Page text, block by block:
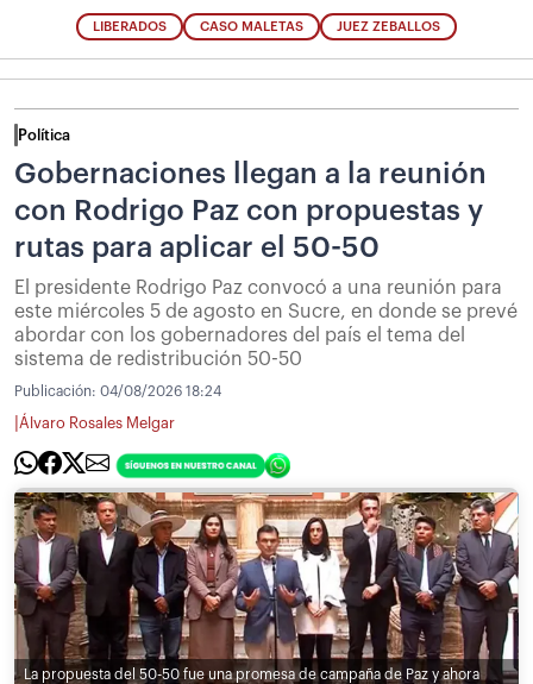
LIBERADOS CASO MALETAS JUEZ ZEBALLOS
Política
Gobernaciones llegan a la reunión
con Rodrigo Paz con propuestas y
rutas para aplicar el 50-50
El presidente Rodrigo Paz convocó a una reunión para
este miércoles 5 de agosto en Sucre, en donde se prevé
abordar con los gobernadores del país el tema del
sistema de redistribución 50-50
Publicación: 04/08/2026 18:24
Álvaro Rosales Melgar
La propuesta del 50-50 fue una promesa de campaña de Paz y ahora